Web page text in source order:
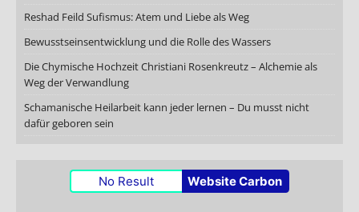
Reshad Feild Sufismus: Atem und Liebe als Weg
Bewusstseinsentwicklung und die Rolle des Wassers
Die Chymische Hochzeit Christiani Rosenkreutz – Alchemie als
Weg der Verwandlung
Schamanische Heilarbeit kann jeder lernen – Du musst nicht
dafür geboren sein
No Result Website Carbon